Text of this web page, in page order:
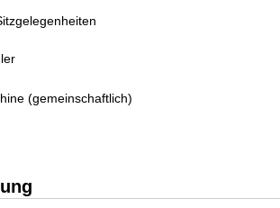
(gemeinschaftlich)